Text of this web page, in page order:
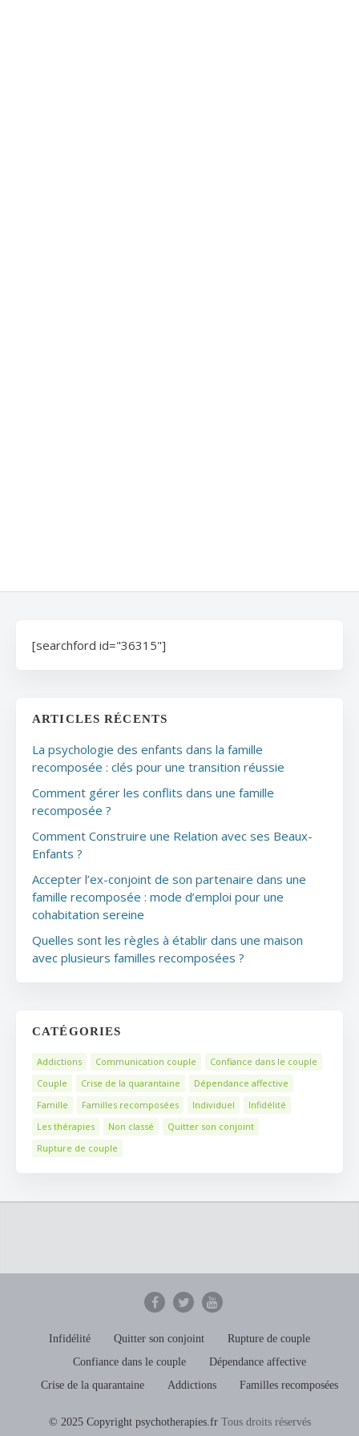
[searchford id="36315"]
ARTICLES RÉCENTS
La psychologie des enfants dans la famille
recomposée : clés pour une transition réussie
Comment gérer les conflits dans une famille
recomposée ?
Comment Construire une Relation avec ses Beaux-
Enfants ?
Accepter l’ex-conjoint de son partenaire dans une
famille recomposée : mode d’emploi pour une
cohabitation sereine
Quelles sont les règles à établir dans une maison
avec plusieurs familles recomposées ?
CATÉGORIES
Addictions Communication couple
Confiance dans le couple
Couple
Crise de la quarantaine
Dépendance affective
Famille
Familles recomposées Individuel
Infidélité
Les thérapies
Non classé
Quitter son conjoint
Rupture de couple
Infidélité Quitter son conjoint
Rupture de couple
Confiance dans le couple
Dépendance affective
Crise de la quarantaine
Addictions Familles recomposées
© 2025 Copyright psychotherapies.frTous droits réservés